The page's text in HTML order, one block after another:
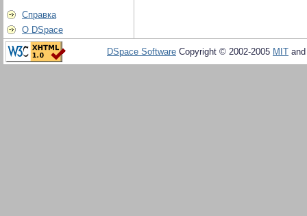
Справка
О DSpace
DSpace Software Copyright © 2002-2005 MIT